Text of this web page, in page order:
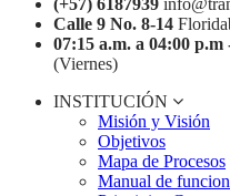
(+57) 6187939
Calle 9 No. 8-14
07:15 a.m. a 04:00 p.m
(Viernes)
INSTITUCIÓN
Misión y Visión
Objetivos
Mapa de Procesos
Manual de